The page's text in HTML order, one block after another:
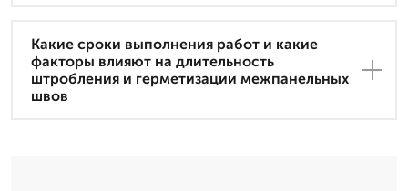
Какие сроки выполнения работ и какие
факторы влияют на длительность
штробления и герметизации межпанельных
швов